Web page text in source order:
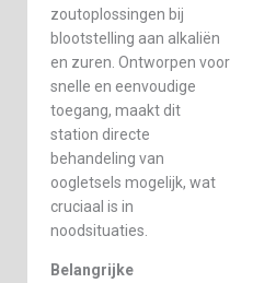
zoutoplossingen bij
blootstelling aan alkaliën
en zuren. Ontworpen voor
snelle en eenvoudige
toegang, maakt dit
station directe
behandeling van
oogletsels mogelijk, wat
cruciaal is in
noodsituaties.
Belangrijke